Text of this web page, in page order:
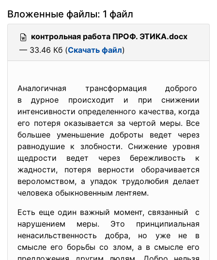
Вложенные файлы: 1 файл
контрольная работа ПРОФ. ЭТИКА.docx
— 33.46 Кб (Скачать файл)
Аналогичная трансформация доброго
в дурное происходит и при снижении
интенсивности определенного качества, когда
его потеря оказывается за чертой меры. Все
большее уменьшение доброты ведет через
равнодушие к злобности. Снижение уровня
щедрости ведет через бережливость к
жадности, потеря верности оборачивается
вероломством, а упадок трудолюбия делает
человека обыкновенным лентяем.
Есть еще один важный момент, связанный с
нарушением меры. Это принципиальная
ненасильственность добра, но уже не в
смысле его борьбы со злом, а в смысле его